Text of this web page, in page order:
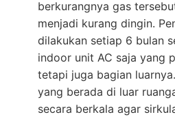
berkurangnya gas
menjadi kurang dingin.
dilakukan setiap 6 bulan
indoor unit AC saja yang
tetapi juga bagian
yang berada di luar
secara berkala agar